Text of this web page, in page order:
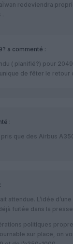
redeviendra
.
a commenté :
( planifié?) pour
de fêter le retour
:
que des Airbus
attendue. L’idée
fuitée dans la
politiques
sur place, on